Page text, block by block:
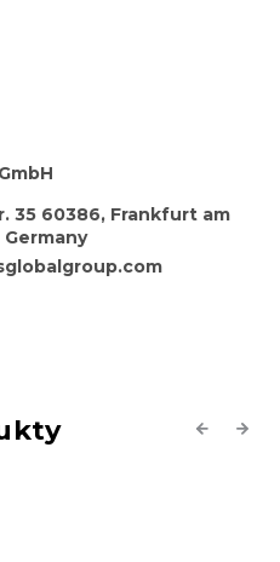
35 60386, Frankfurt am
Germany
Previous
Next